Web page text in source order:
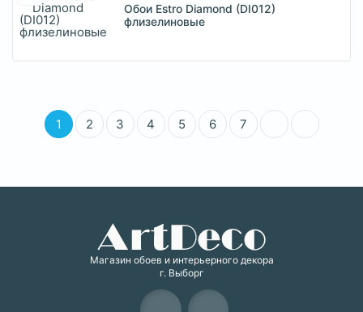
Обои Estro Diamond (DI012)
флизелиновые
1 2 3 4 5 6 7
Магазин обоев и интерьерного декора
г. Выборг